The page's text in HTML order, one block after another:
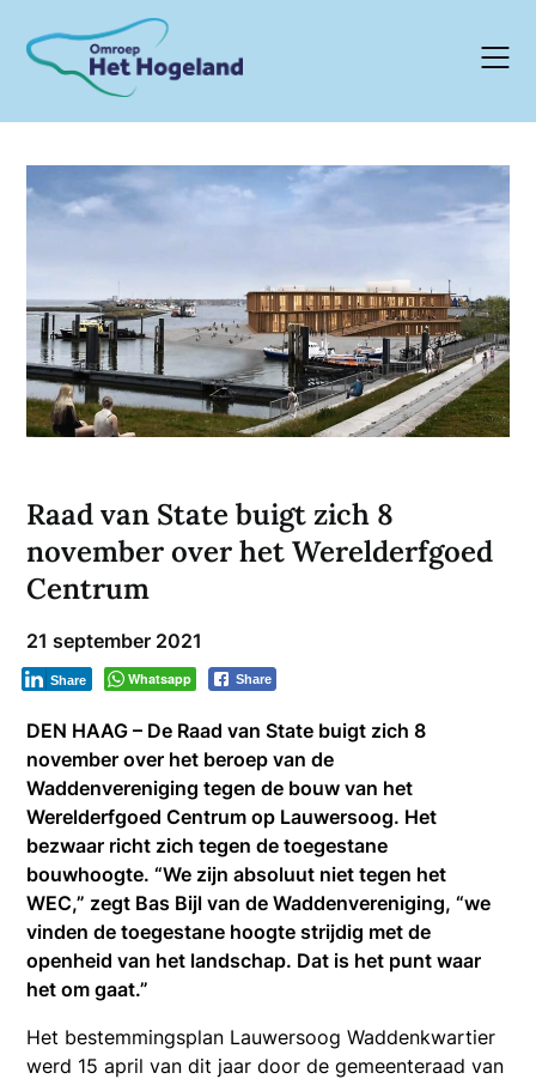
content
Raad van State buigt zich 8
november over het Werelderfgoed
Centrum
21 september 2021
Whatsapp Share
Share
DEN HAAG – De Raad van State buigt zich 8
november over het beroep van de
Waddenvereniging tegen de bouw van het
Werelderfgoed Centrum op Lauwersoog. Het
bezwaar richt zich tegen de toegestane
bouwhoogte. “We zijn absoluut niet tegen het
WEC,” zegt Bas Bijl van de Waddenvereniging, “we
vinden de toegestane hoogte strijdig met de
openheid van het landschap. Dat is het punt waar
het om gaat.”
Het bestemmingsplan Lauwersoog Waddenkwartier
werd 15 april van dit jaar door de gemeenteraad van